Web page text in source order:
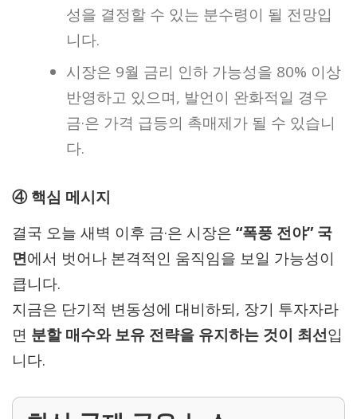
성을 결정할 수 있는 분수령이 될 전망입
니다.
시장은 9월 금리 인하 가능성을 80% 이상
반영하고 있으며, 발언이 완화적일 경우
금·은 가격 급등의 촉매제가 될 수 있습니
다.
④ 핵심 메시지
결국 오늘 새벽 이후 금·은 시장은 “폭풍 전야” 국
면에서 벗어나 본격적인 움직임을 보일 가능성이
큽니다.
지금은 단기적 변동성에 대비하되, 장기 투자자라
면 분할 매수와 보유 전략을 유지하는 것이 최선입
니다.